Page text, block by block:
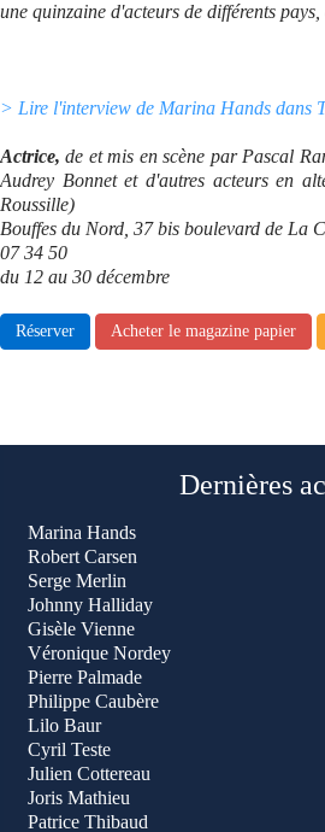
une quinzaine d'acteurs de différents
> Lire l'interview de Marina Hands dans
Actrice,de et mis en scène par Pascal
Audrey Bonnet et d'autres acteurs en
Roussille)
Bouffes du Nord, 37 bis boulevard de La
07 34 50
du 12 au 30 décembre
Réserver Acheter le magazine papier
Dernières
Marina Hands
Robert Carsen
Serge Merlin
Johnny Halliday
Gisèle Vienne
Véronique Nordey
Pierre Palmade
Philippe Caubère
Lilo Baur
Cyril Teste
Julien Cottereau
Joris Mathieu
Patrice Thibaud